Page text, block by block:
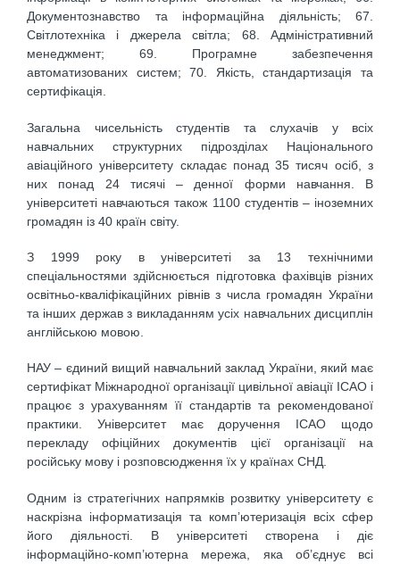
Документознавство та інформаційна діяльність; 67.
Світлотехніка і джерела світла; 68. Адміністративний
менеджмент; 69. Програмне забезпечення
автоматизованих систем; 70. Якість, стандартизація та
сертифікація.
Загальна чисельність студентів та слухачів у всіх
навчальних структурних підрозділах Національного
авіаційного університету складає понад 35 тисяч осіб, з
них понад 24 тисячі – денної форми навчання. В
університеті навчаються також 1100 студентів – іноземних
громадян із 40 країн світу.
З 1999 року в університеті за 13 технічними
спеціальностями здійснюється підготовка фахівців різних
освітньо-кваліфікаційних рівнів з числа громадян України
та інших держав з викладанням усіх навчальних дисциплін
англійською мовою.
НАУ – єдиний вищий навчальний заклад України, який має
сертифікат Міжнародної організації цивільної авіації ІСАО і
працює з урахуванням її стандартів та рекомендованої
практики. Університет має доручення ІСАО щодо
перекладу офіційних документів цієї організації на
російську мову і розповсюдження їх у країнах СНД.
Одним із стратегічних напрямків розвитку університету є
наскрізна інформатизація та комп’ютеризація всіх сфер
його діяльності. В університеті створена і діє
інформаційно-комп’ютерна мережа, яка об’єднує всі